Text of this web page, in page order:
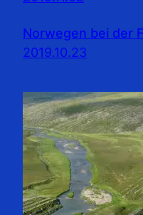
Norwegen bei der
2019.10.23